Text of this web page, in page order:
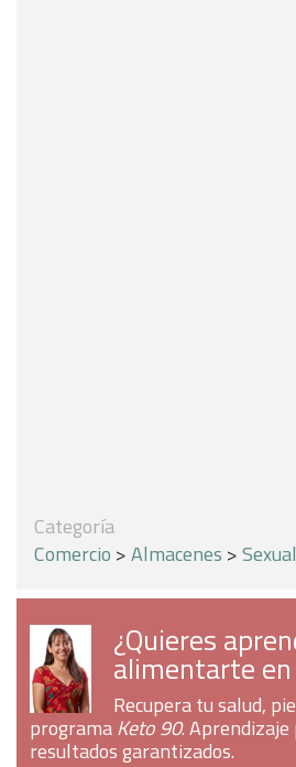
Categoría
Comercio >Almacenes >
¿Quieres
alimentarte
Recupera tu salud,
programaKeto 90.
resultados garantizados.